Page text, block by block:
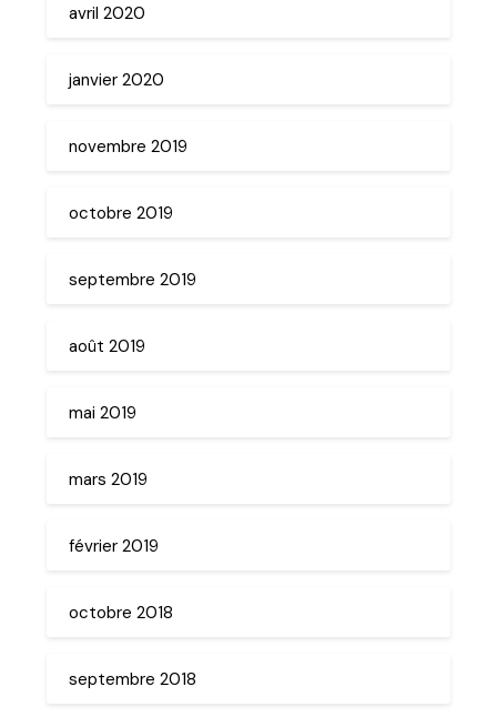
avril 2020
janvier 2020
novembre 2019
octobre 2019
septembre 2019
août 2019
mai 2019
mars 2019
février 2019
octobre 2018
septembre 2018